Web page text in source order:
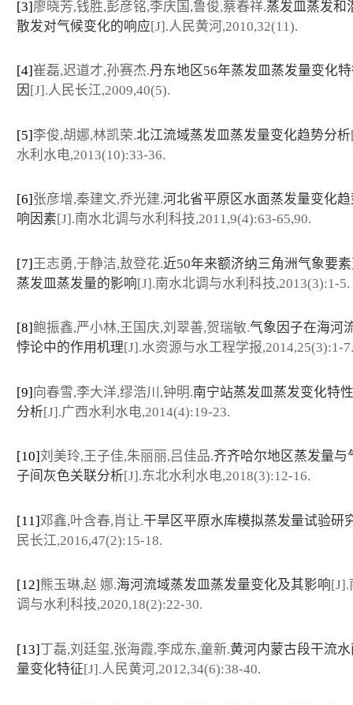
[3]廖晓芳,钱胜,彭彦铭,李庆国,鲁俊,蔡春祥.蒸发皿蒸发和
散发对气候变化的响应[J].人民黄河,2010,32(11).
[4]崔磊,迟道才,孙赛杰.丹东地区56年蒸发皿蒸发量变化
因 [J].人民长江,2009,40(5).
[5]李俊,胡娜,林凯荣.北江流域蒸发皿蒸发量变化趋势分析
水利水电,2013(10):33-36.
[6]张彦增,秦建文,乔光建.河北省平原区水面蒸发量变化
响因素[J].南水北调与水利科技,2011,9(4):63-65,90.
[7]王志勇,于静洁,敖登花.近50年来额济纳三角洲气象要
蒸发皿蒸发量的影响[J].南水北调与水利科技,2013(3):1-5.
[8]鲍振鑫,严小林,王国庆,刘翠善,贺瑞敏.气象因子在海河
悖论中的作用机理[J].水资源与水工程学报,2014,25(3):1-7.
[9]向春雪,李大洋,缪浩川,钟明.南宁站蒸发皿蒸发变化特
分析[J].广西水利水电,2014(4):19-23.
[10]刘美玲,王子佳,朱丽丽,吕佳品.齐齐哈尔地区蒸发量与
子间灰色关联分析[J].东北水利水电,2018(3):12-16.
[11]邓鑫,叶含春,肖让.干旱区平原水库模拟蒸发量试验研
民长江,2016,47(2):15-18.
[12]熊玉琳,赵 娜.海河流域蒸发皿蒸发量变化及其影响[J].
调与水利科技,2020,18(2):22-30.
[13]丁磊,刘廷玺,张海霞,李成东,童新.黄河内蒙古段干流
量变化特征[J].人民黄河,2012,34(6):38-40.